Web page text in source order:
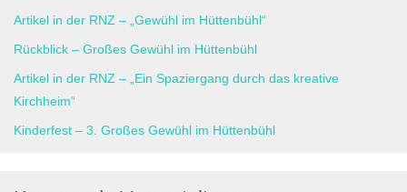
Artikel in der RNZ – „Gewühl im Hüttenbühl“
Rückblick – Großes Gewühl im Hüttenbühl
Artikel in der RNZ – „Ein Spaziergang durch das kreative
Kirchheim“
Kinderfest – 3. Großes Gewühl im Hüttenbühl